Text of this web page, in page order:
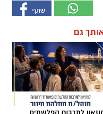
אותך גם
לתרבות הפלשתים